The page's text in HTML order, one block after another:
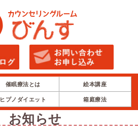
催眠療法とは 絵本講座
ヒプノダイエット 箱庭療法
お知らせ